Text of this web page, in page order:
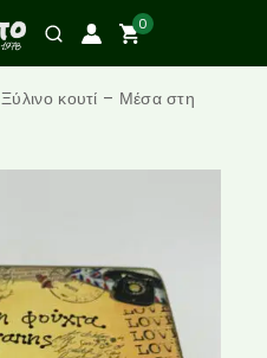
0
Ξύλινο κουτί – Μέσα στη